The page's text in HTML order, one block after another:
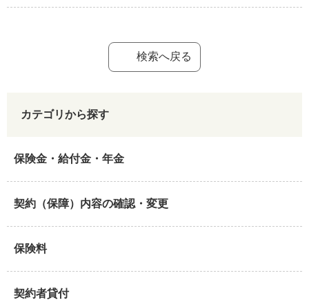
検索へ戻る
カテゴリから探す
保険金・給付金・年金
契約（保障）内容の確認・変更
保険料
契約者貸付